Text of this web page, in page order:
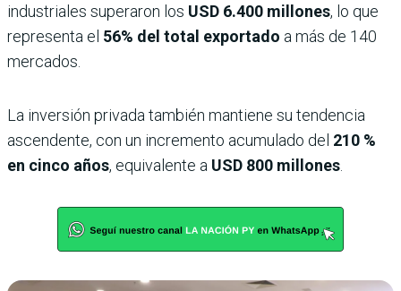
industriales superaron los USD 6.400 millones, lo que
representa el 56% del total exportado a más de 140
mercados.
La inversión privada también mantiene su tendencia
ascendente, con un incremento acumulado del 210 %
en cinco años, equivalente a USD 800 millones